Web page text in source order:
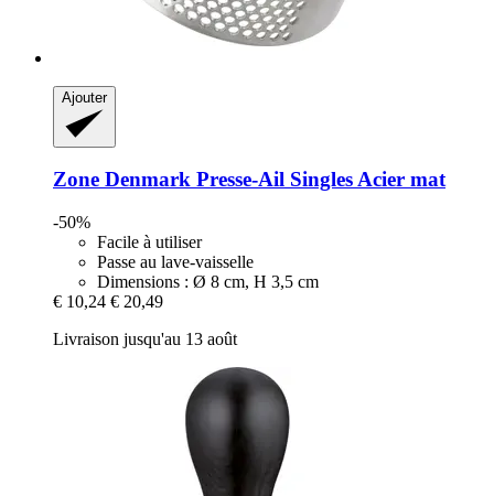
Ajouter
Zone Denmark Presse-​Ail Singles Acier mat
-50%
Facile à utiliser
Passe au lave-vaisselle
Dimensions : Ø 8 cm, H 3,5 cm
€ 10,24 € 20,49
Livraison jusqu'au 13 août